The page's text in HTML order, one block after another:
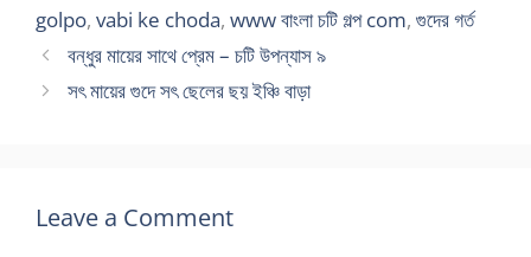
golpo, vabi ke choda, www বাংলা চটি গল্প com, গুদের গর্ত
বন্ধুর মায়ের সাথে প্রেম – চটি উপন্যাস ৯
সৎ মায়ের গুদে সৎ ছেলের ছয় ইঞ্চি বাড়া
Leave a Comment